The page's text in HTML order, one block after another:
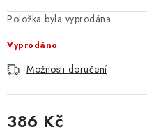
Položka byla vyprodána…
Vyprodáno
Možnosti doručení
386 Kč